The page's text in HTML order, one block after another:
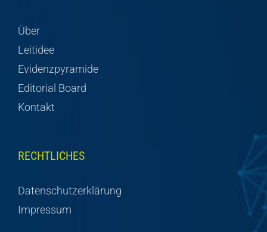
Über
Leitidee
Evidenzpyramide
Editorial Board
Kontakt
RECHTLICHES
Datenschutzerklärung
Impressum